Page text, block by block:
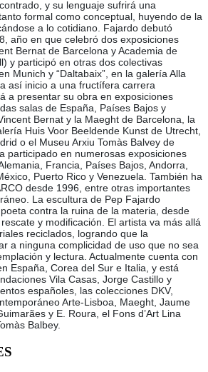
y su lenguaje sufrirá una
formal como conceptual, huyendo de la
a lo cotidiano. Fajardo debutó
año en que celebró dos exposiciones
Bernat de Barcelona y Academia de
y participó en otras dos colectivas
Munich y “Daltabaix”, en la galería Alla
así inicio a una fructífera carrera
a presentar su obra en exposiciones
salas de España, Países Bajos y
Bernat y la Maeght de Barcelona, la
Huis Voor Beeldende Kunst de Utrecht,
o el Museu Arxiu Tomàs Balvey de
participado en numerosas exposiciones
Francia, Países Bajos, Andorra,
Puerto Rico y Venezuela. También ha
desde 1996, entre otras importantes
La escultura de Pep Fajardo
contra la ruina de la materia, desde
y modificación. El artista va más allá
reciclados, logrando que la
a ninguna complicidad de uso que no sea
y lectura. Actualmente cuenta con
España, Corea del Sur e Italia, y está
Vila Casas, Jorge Castillo y
españoles, las colecciones DKV,
Arte-Lisboa, Maeght, Jaume
y E. Roura, el Fons d’Art Lina
Balbey.